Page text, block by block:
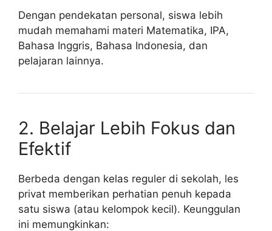
Dengan pendekatan personal, siswa lebih
mudah memahami materi Matematika, IPA,
Bahasa Inggris, Bahasa Indonesia, dan
pelajaran lainnya.
2. Belajar Lebih Fokus dan
Efektif
Berbeda dengan kelas reguler di sekolah, les
privat memberikan perhatian penuh kepada
satu siswa (atau kelompok kecil). Keunggulan
ini memungkinkan: